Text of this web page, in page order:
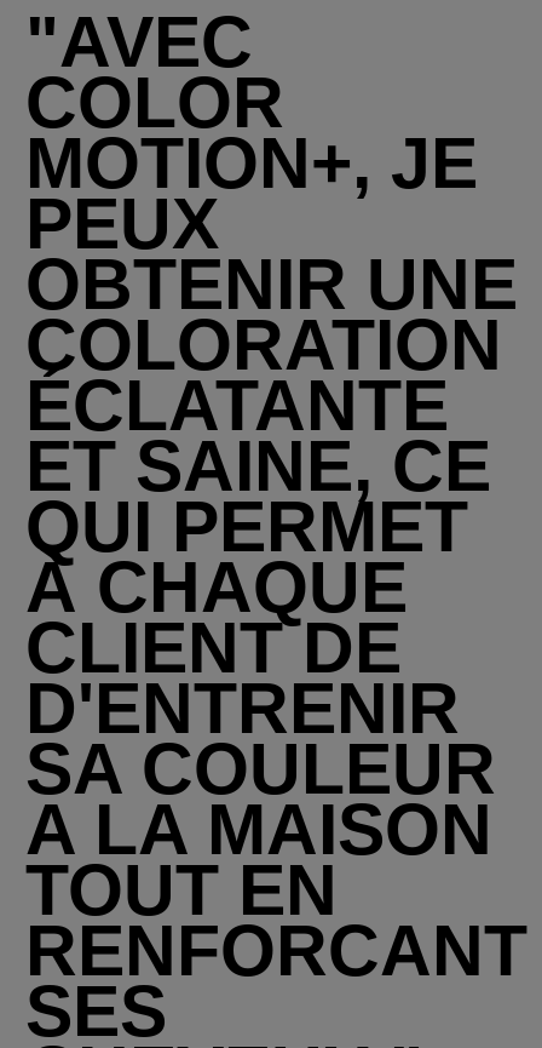
"AVEC
COLOR
MOTION+, JE
PEUX
OBTENIR UNE
COLORATION
ÉCLATANTE
ET SAINE, CE
QUI PERMET
À CHAQUE
CLIENT DE
D'ENTRENIR
SA COULEUR
A LA MAISON
TOUT EN
RENFORCANT
SES